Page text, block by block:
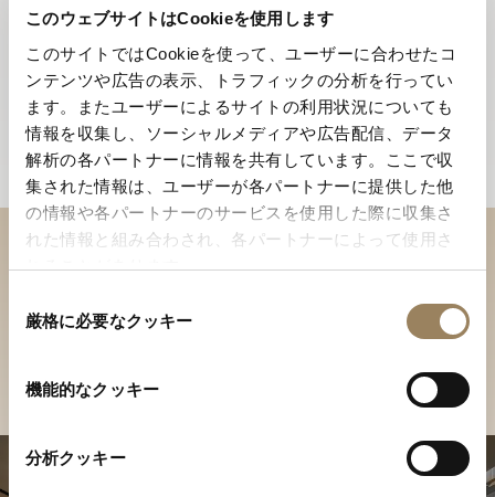
このウェブサイトはCookieを使用します
このサイトではCookieを使って、ユーザーに合わせたコ
ンテンツや広告の表示、トラフィックの分析を行ってい
ます。またユーザーによるサイトの利用状況についても
情報を収集し、ソーシャルメディアや広告配信、データ
解析の各パートナーに情報を共有しています。ここで収
集された情報は、ユーザーが各パートナーに提供した他
の情報や各パートナーのサービスを使用した際に収集さ
れた情報と組み合わされ、各パートナーによって使用さ
れることがあります。
厳格に必要なクッキー
機能的なクッキー
分析クッキー
ブティックでコレクションを
ご覧ください